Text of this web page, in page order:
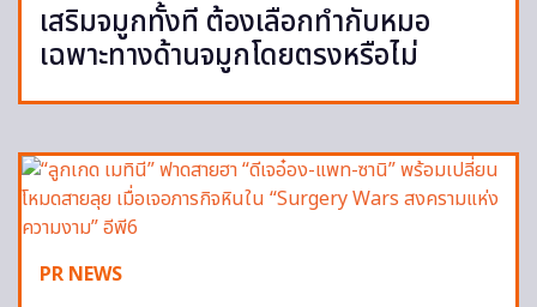
เสริมจมูกทั้งที ต้องเลือกทำกับหมอ
เฉพาะทางด้านจมูกโดยตรงหรือไม่
PR NEWS